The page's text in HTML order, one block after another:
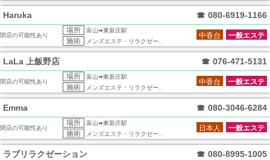
Haruka ☎ 080-6919-1166
閉店の可能性あり
場所 富山➠東新庄駅
施術 メンズエステ・リラクゼー..
一般エステ
中香台
LaLa 上飯野店 ☎ 076-471-5131
閉店の可能性あり
場所 富山➠東新庄駅
施術 メンズエステ・リラクゼー..
一般エステ
中香台
Emma ☎ 080-3046-6284
閉店の可能性あり
場所 富山➠東新庄駅
施術 メンズエステ・リラクゼー..
一般エステ
日本人
ラブリラクゼーション ☎ 080-8995-1005